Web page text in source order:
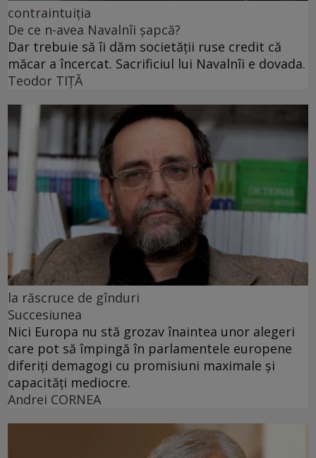
contraintuiția
De ce n-avea Navalnîi șapcă?
Dar trebuie să îi dăm societății ruse credit că
măcar a încercat. Sacrificiul lui Navalnîi e dovada.
Teodor TIŢĂ
la răscruce de gînduri
Succesiunea
Nici Europa nu stă grozav înaintea unor alegeri
care pot să împingă în parlamentele europene
diferiți demagogi cu promisiuni maximale și
capacități mediocre.
Andrei CORNEA